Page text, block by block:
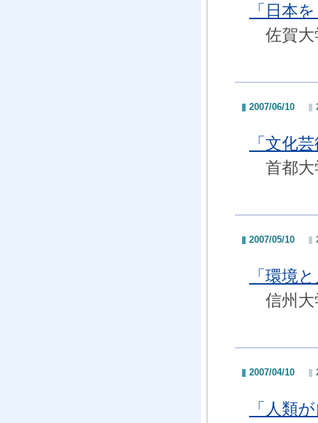
「日本
佐賀大
2007/06/10
「文化
首都大
2007/05/10
「環境
信州大
2007/04/10
「人類